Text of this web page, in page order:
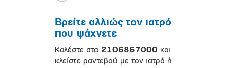
Βρείτε αλλιώς τον ιατρό
που ψάχνετε
Καλέστε στο 2106867000 και
κλείστε ραντεβού με τον ιατρό ή